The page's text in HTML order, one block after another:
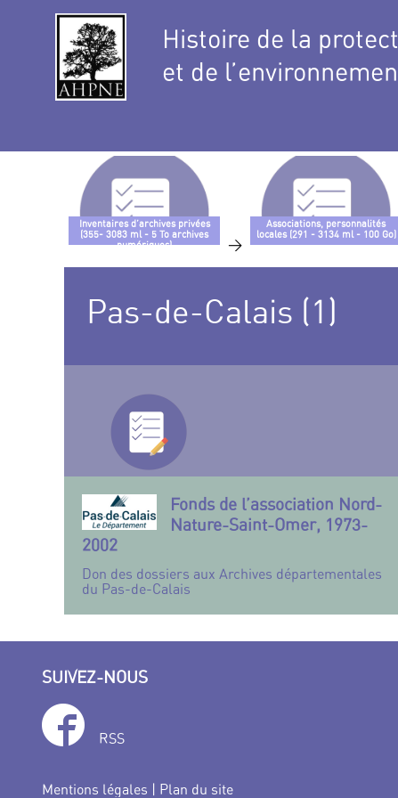
Histoire de la
et de
Inventaires d’archives privées
(355- 3083 ml - 5 To archives
numériques)
>
Associations, personnalités
locales (291 - 3134 ml - 100 Go)
Pas-de-Calais (1)
Fonds de l’association Nord-
Nature-Saint-Omer, 1973-
2002
Don des dossiers aux Archives départementales
du Pas-de-Calais
SUIVEZ-NOUS
RSS
Mentions légales | Plan du site